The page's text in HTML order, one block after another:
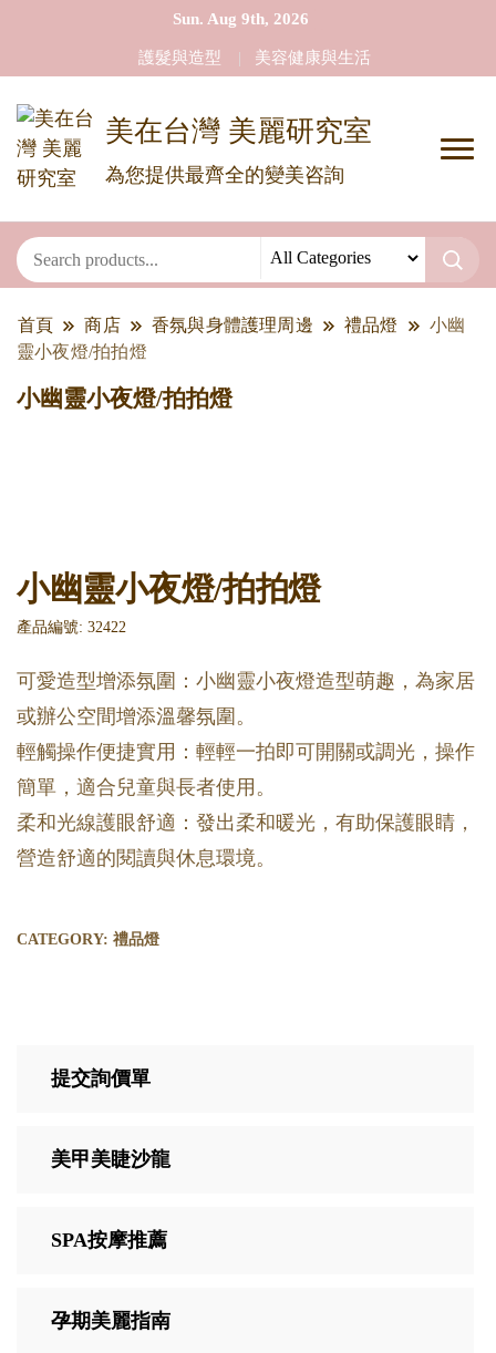
Sun. Aug 9th, 2026
護髮與造型 美容健康與生活
美在台灣 美麗研究室
為您提供最齊全的變美咨詢
首頁 商店 香氛與身體護理周邊 禮品燈
小幽
靈小夜燈/拍拍燈
小幽靈小夜燈/拍拍燈
小幽靈小夜燈/拍拍燈
產品編號: 32422
可愛造型增添氛圍：小幽靈小夜燈造型萌趣，為家居
或辦公空間增添溫馨氛圍。
輕觸操作便捷實用：輕輕一拍即可開關或調光，操作
簡單，適合兒童與長者使用。
柔和光線護眼舒適：發出柔和暖光，有助保護眼睛，
營造舒適的閱讀與休息環境。
CATEGORY: 禮品燈
提交詢價單
美甲美睫沙龍
SPA按摩推薦
孕期美麗指南